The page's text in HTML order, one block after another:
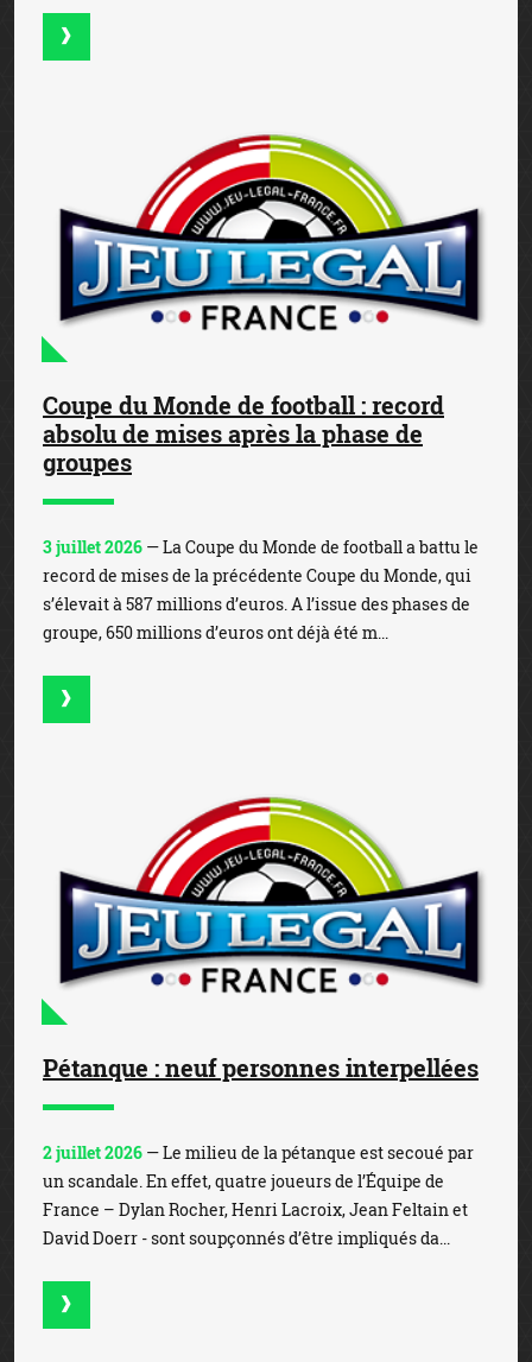
Coupe du Monde de football : record
absolu de mises après la phase de
groupes
3 juillet 2026 — La Coupe du Monde de football a battu le
record de mises de la précédente Coupe du Monde, qui
s’élevait à 587 millions d’euros. A l’issue des phases de
groupe, 650 millions d’euros ont déjà été m...
Pétanque : neuf personnes interpellées
2 juillet 2026 — Le milieu de la pétanque est secoué par
un scandale. En effet, quatre joueurs de l’Équipe de
France – Dylan Rocher, Henri Lacroix, Jean Feltain et
David Doerr - sont soupçonnés d’être impliqués da...